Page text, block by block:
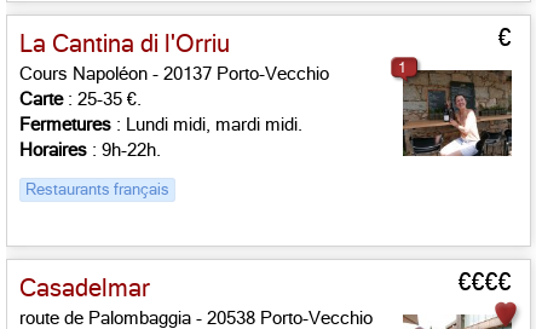
La Cantina di l'Orriu €
Cours Napoléon - 20137 Porto-Vecchio
Carte: 25-35 €.
Fermetures : Lundi midi, mardi midi.
Horaires : 9h-22h.
1
Restaurants français
Casadelmar €€€€
route de Palombaggia - 20538 Porto-Vecchio